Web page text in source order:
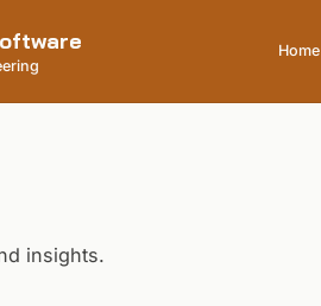
Home
insights.